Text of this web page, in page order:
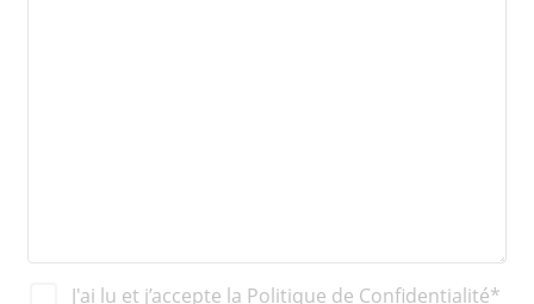
J'ai lu et j’accepte la Politique de Confidentialité*